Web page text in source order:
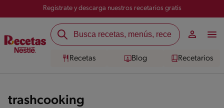
Registrate y descarga nuestros recetarios gratis
Recetas Blog Recetarios
trashcooking